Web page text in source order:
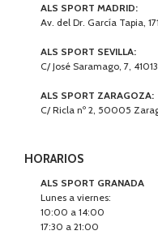
ALS SPORT MADRID:
Av. del Dr. García Tapia,
ALS SPORT SEVILLA:
C/ José Saramago, 7,
ALS SPORT ZARAGOZA:
C/ Ricla nº 2, 50005
HORARIOS
ALS SPORT GRANADA
Lunes a viernes:
10:00 a 14:00
17:30 a 21:00